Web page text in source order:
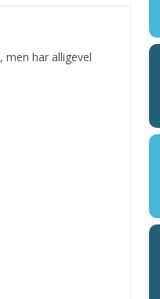
har alligevel